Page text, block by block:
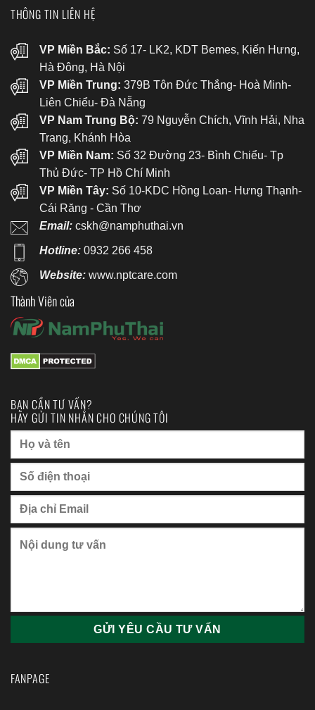
THÔNG TIN LIÊN HỆ
VP Miền Bắc: Số 17- LK2, KDT Bemes, Kiến Hưng,
Hà Đông, Hà Nội
VP Miền Trung: 379B Tôn Đức Thắng- Hoà Minh-
Liên Chiểu- Đà Nẵng
VP Nam Trung Bộ: 79 Nguyễn Chích, Vĩnh Hải, Nha
Trang, Khánh Hòa
VP Miền Nam: Số 32 Đường 23- Bình Chiểu- Tp
Thủ Đức- TP Hồ Chí Minh
VP Miền Tây: Số 10-KDC Hồng Loan- Hưng Thạnh-
Cái Răng - Cần Thơ
Email: cskh@namphuthai.vn
Hotline: 0932 266 458
Website:www.nptcare.com
Thành Viên của
BẠN CẦN TƯ VẤN?
HÃY GỬI TIN NHẮN CHO CHÚNG TÔI
FANPAGE